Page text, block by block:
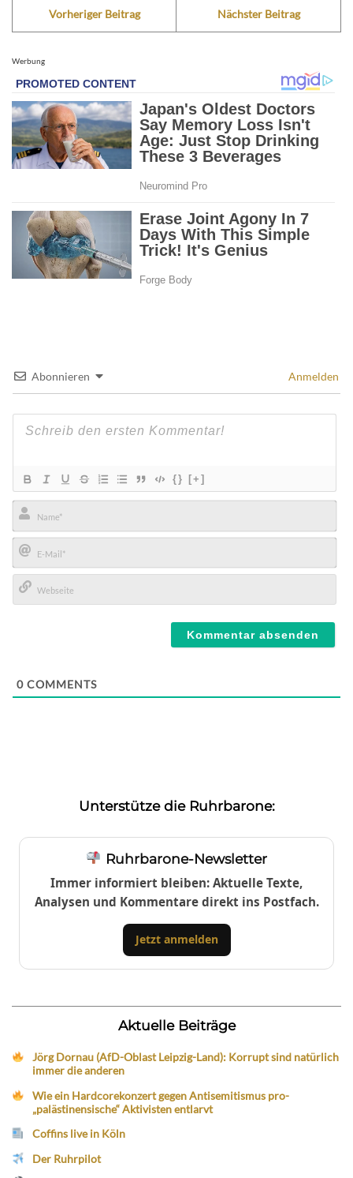
Vorheriger Beitrag Nächster Beitrag
Werbung
Abonnieren Anmelden
{} [+]
Name*
E-
Mail*
0 COMMENTS
Unterstütze die Ruhrbarone:
Ruhrbarone-Newsletter
Immer informiert bleiben: Aktuelle Texte,
Analysen und Kommentare direkt ins Postfach.
Jetzt anmelden
Aktuelle Beiträge
Jörg Dornau (AfD-Oblast Leipzig-Land): Korrupt sind natürlich
immer die anderen
Wie ein Hardcorekonzert gegen Antisemitismus pro-
„palästinensische“ Aktivisten entlarvt
Coffins live in Köln
Der Ruhrpilot